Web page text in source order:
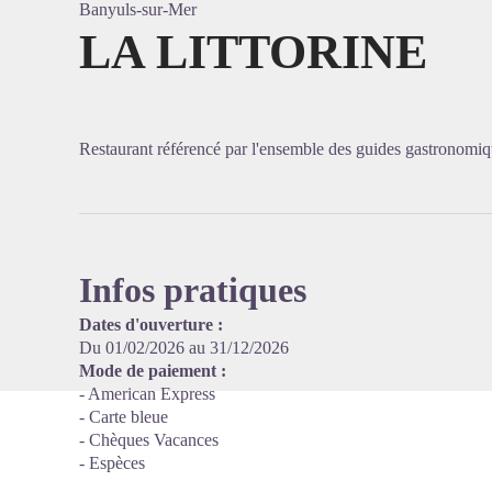
Banyuls-sur-Mer
LA LITTORINE
Restaurant référencé par l'ensemble des guides
Infos pratiques
Dates d'ouverture :
Du 01/02/2026 au 31/12/2026
Mode de paiement :
- American Express
- Carte bleue
- Chèques Vacances
- Espèces